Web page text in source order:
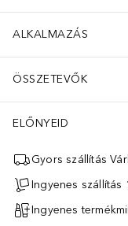
ALKALMAZÁS
ÖSSZETEVŐK
ELŐNYEID
Gyors szállítás
Ingyenes szállítás
Ingyenes